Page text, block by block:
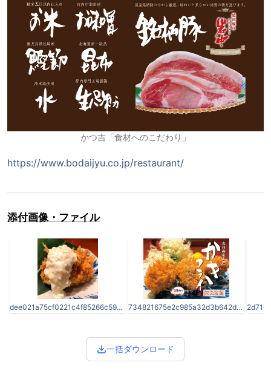
かつ吉「食材へのこだわり」
https://www.bodaijyu.co.jp/restaurant/
添付画像・ファイル
dee021a75cf0221c4f85266c598d32ec.jpg 734821675e2c985a32d3b642d8e25a86.jpg
一括ダウンロード